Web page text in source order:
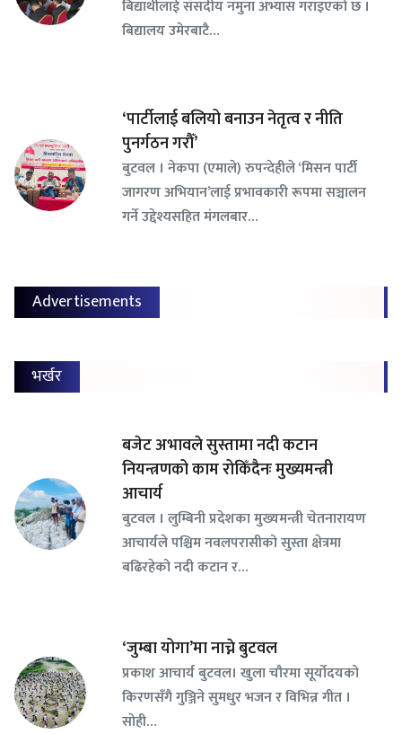
बिद्यार्थीलाई संसदीय नमुना अभ्यास गराइएको छ ।
बिद्यालय उमेरबाटै…
‘पार्टीलाई बलियो बनाउन नेतृत्व र नीति
पुनर्गठन गरौँ’
बुटवल । नेकपा (एमाले) रुपन्देहीले ‘मिसन पार्टी
जागरण अभियान’लाई प्रभावकारी रूपमा सञ्चालन
गर्ने उद्देश्यसहित मंगलबार…
Advertisements
भर्खर
बजेट अभावले सुस्तामा नदी कटान
नियन्त्रणको काम रोकिँदैनः मुख्यमन्त्री
आचार्य
बुटवल । लुम्बिनी प्रदेशका मुख्यमन्त्री चेतनारायण
आचार्यले पश्चिम नवलपरासीको सुस्ता क्षेत्रमा
बढिरहेको नदी कटान र…
‘जुम्बा योगा’मा नाच्ने बुटवल
प्रकाश आचार्य बुटवल। खुला चौरमा सूर्योदयको
किरणसँगै गुञ्जिने सुमधुर भजन र विभिन्न गीत ।
सोही…